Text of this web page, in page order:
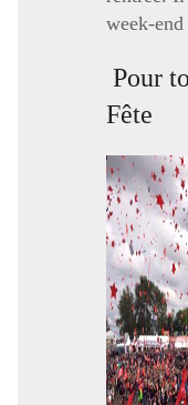
week-end
Pour
Fête